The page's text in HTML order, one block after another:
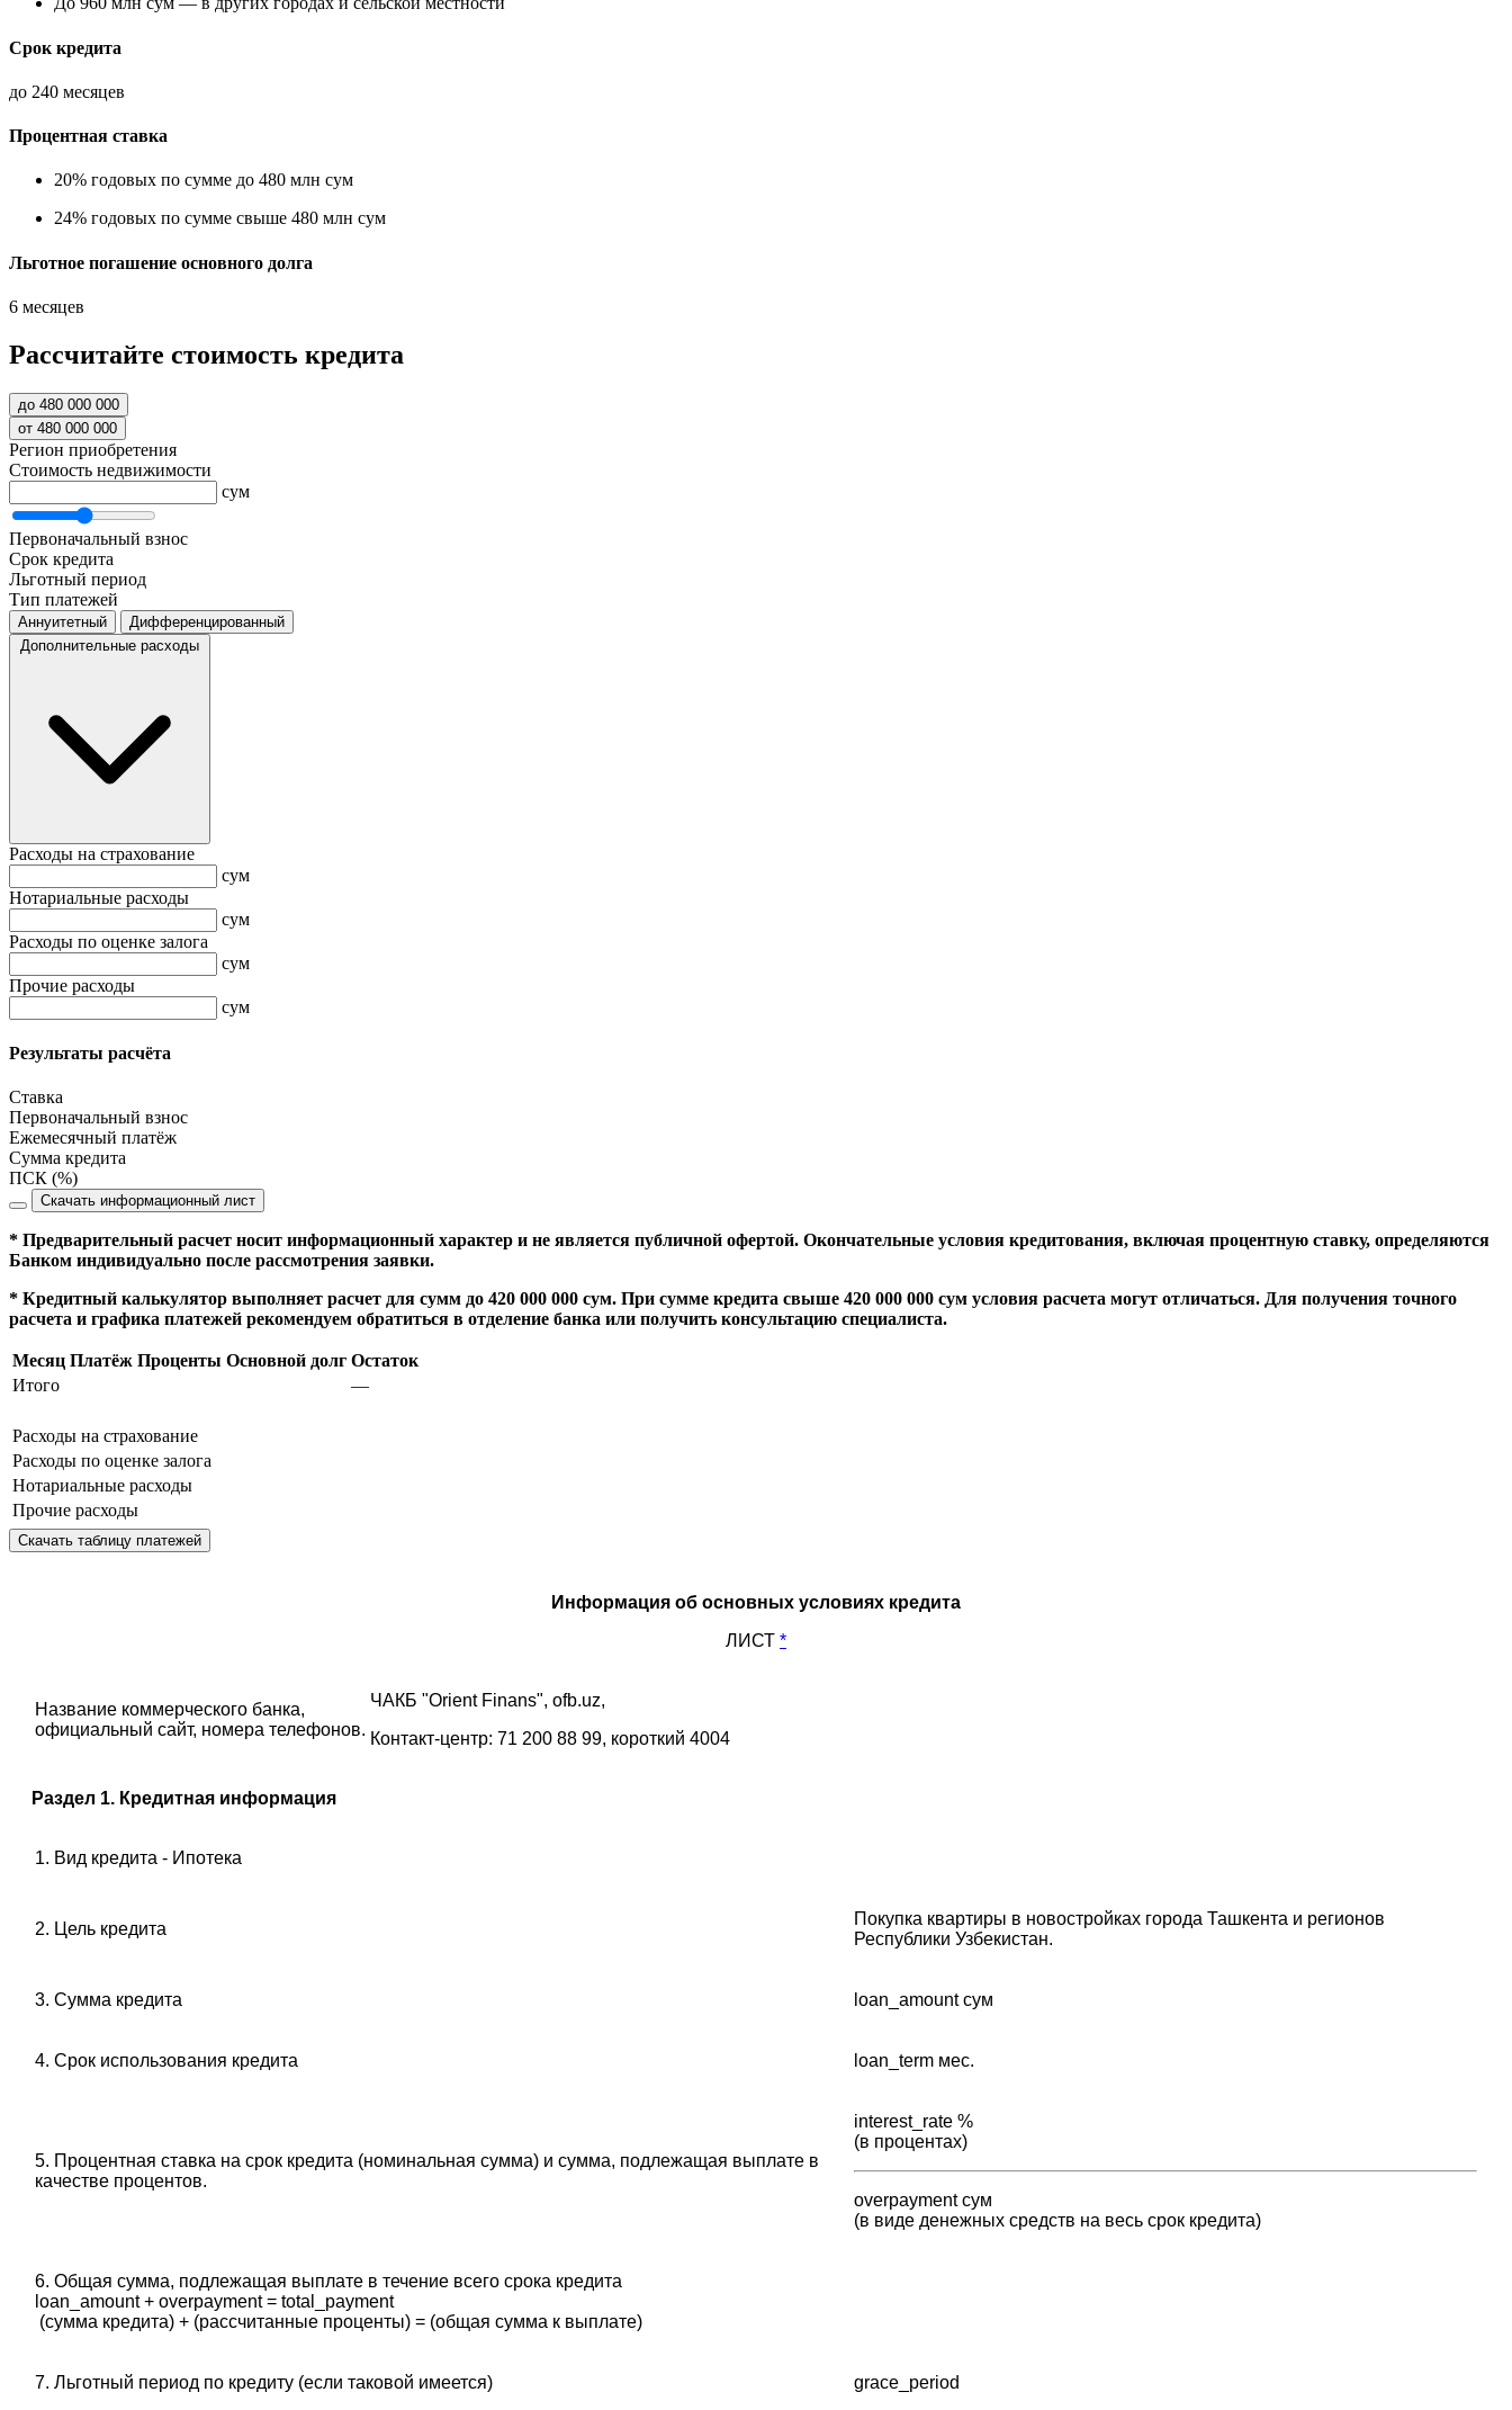
Срок кредита
до 240 месяцев
Процентная ставка
20% годовых по сумме до 480 млн сум
24% годовых по сумме свыше 480 млн сум
Льготное погашение основного долга
6 месяцев
Рассчитайте стоимость кредита
до 480 000 000
от 480 000 000
Регион приобретения
Стоимость недвижимости
сум
Первоначальный взнос
Срок кредита
Льготный период
Тип платежей
Аннуитетный
Дифференцированный
Дополнительные расходы
Расходы на страхование
сум
Нотариальные расходы
сум
Расходы по оценке залога
сум
Прочие расходы
сум
Результаты расчёта
Ставка
Первоначальный взнос
Ежемесячный платёж
Сумма кредита
ПСК (%)
Скачать информационный лист
* Предварительный расчет носит информационный характер и не является публичной офертой. Окончательные условия кредитования, включая процентную ставку, определяются
Банком индивидуально после рассмотрения заявки.
* Кредитный калькулятор выполняет расчет для сумм до 420 000 000 сум. При сумме кредита свыше 420 000 000 сум условия расчета могут отличаться. Для получения точного
расчета и графика платежей рекомендуем обратиться в отделение банка или получить консультацию специалиста.
Месяц Платёж Проценты Основной долг Остаток
Итого
—
Расходы на страхование
Расходы по оценке залога
Нотариальные расходы
Прочие расходы
Скачать таблицу платежей
Информация об основных условиях кредита
ЛИСТ *
Название коммерческого банка,
официальный сайт, номера телефонов.
ЧАКБ "Orient Finans", ofb.uz,
Контакт-центр: 71 200 88 99, короткий 4004
Раздел 1. Кредитная информация
1. Вид кредита - Ипотека
2. Цель кредита
Покупка квартиры в новостройках города Ташкента и регионов
Республики Узбекистан.
3. Сумма кредита loan_amount сум
4. Срок использования кредита loan_term мес.
5. Процентная ставка на срок кредита (номинальная сумма) и сумма, подлежащая выплате в
качестве процентов.
interest_rate %
(в процентах)
overpayment сум
(в виде денежных средств на весь срок кредита)
6. Общая сумма, подлежащая выплате в течение всего срока кредита
‎loan_amount + overpayment = total_payment
‎ (сумма кредита) + (рассчитанные проценты) = (общая сумма к выплате)
7. Льготный период по кредиту (если таковой имеется) grace_period